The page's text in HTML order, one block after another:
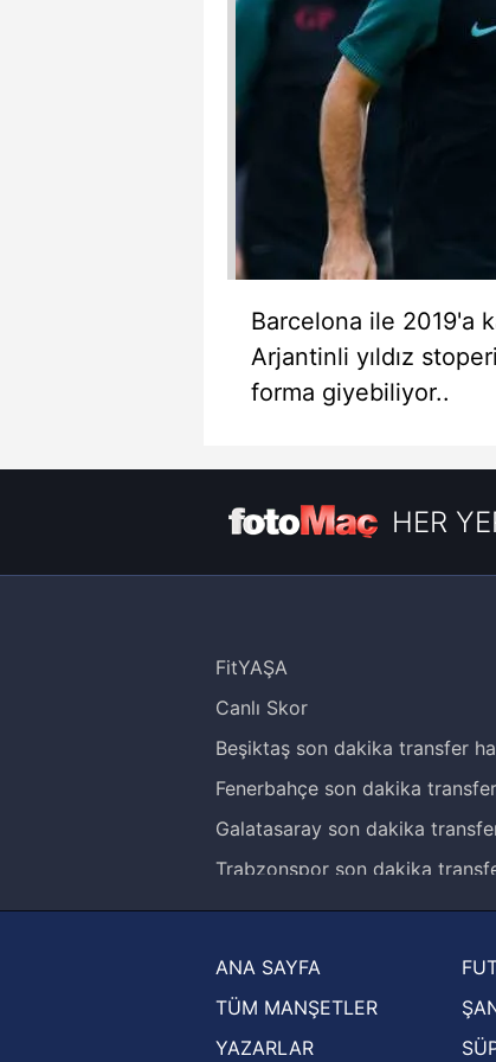
Barcelona ile 2019'a
Arjantinli yıldız
forma giyebiliyor..
HER
FitYAŞA
Canlı Skor
Beşiktaş son dakika transfer
Fenerbahçe son dakika
Galatasaray son dakika
Trabzonspor son dakika
Ziraat Türkiye Kupası haberleri
UEFA Şampiyonlar Ligi
UEFA Avrupa Ligi haberleri
ANA SAYFA
TÜM MANŞETLER
YAZARLAR